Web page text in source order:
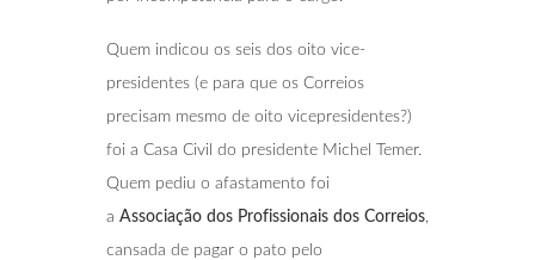
Quem indicou os seis dos oito vice-
presidentes (e para que os Correios
precisam mesmo de oito vicepresidentes?)
foi a Casa Civil do presidente Michel Temer.
Quem pediu o afastamento foi
a Associação dos Profissionais dos Correios
cansada de pagar o pato pelo